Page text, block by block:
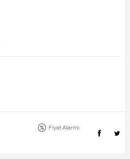
Fiyat Alarmı